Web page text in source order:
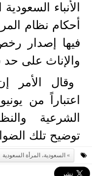
الأنباء
أحكام نظام
فيها إصدار
والإناث على
وقال الأمر
اعتباراً من
الشرعية
توضيح تلك
السعودية، المرأة السعودية